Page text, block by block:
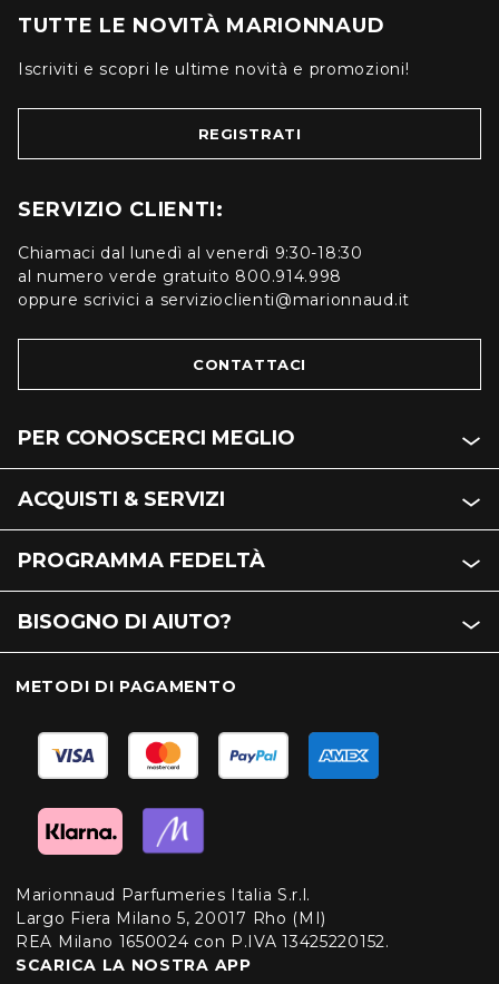
TUTTE LE NOVITÀ MARIONNAUD
Iscriviti e scopri le ultime novità e promozioni!
REGISTRATI
SERVIZIO CLIENTI:
Chiamaci dal lunedì al venerdì 9:30-18:30
al numero verde gratuito 800.914.998
oppure scrivici a servizioclienti@marionnaud.it
CONTATTACI
PER CONOSCERCI MEGLIO
ACQUISTI & SERVIZI
PROGRAMMA FEDELTÀ
BISOGNO DI AIUTO?
METODI DI PAGAMENTO
Marionnaud Parfumeries Italia S.r.l.
Largo Fiera Milano 5, 20017 Rho (MI)
REA Milano 1650024 con P.IVA 13425220152.
SCARICA LA NOSTRA APP